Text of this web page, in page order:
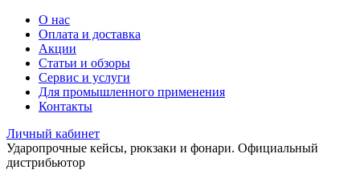
О нас
Оплата и доставка
Акции
Статьи и обзоры
Сервис и услуги
Для промышленного применения
Контакты
Личный кабинет
Ударопрочные кейсы, рюкзаки и фонари. Официальный
дистрибьютор